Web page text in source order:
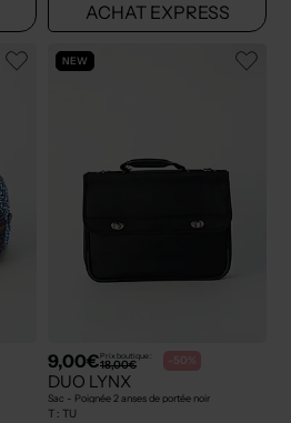
ACHAT EXPRESS
NEW
9,00€Prix boutique :
18,00€ -50%
DUO LYNX
Sac - Poignée 2 anses de portée noir
T : TU